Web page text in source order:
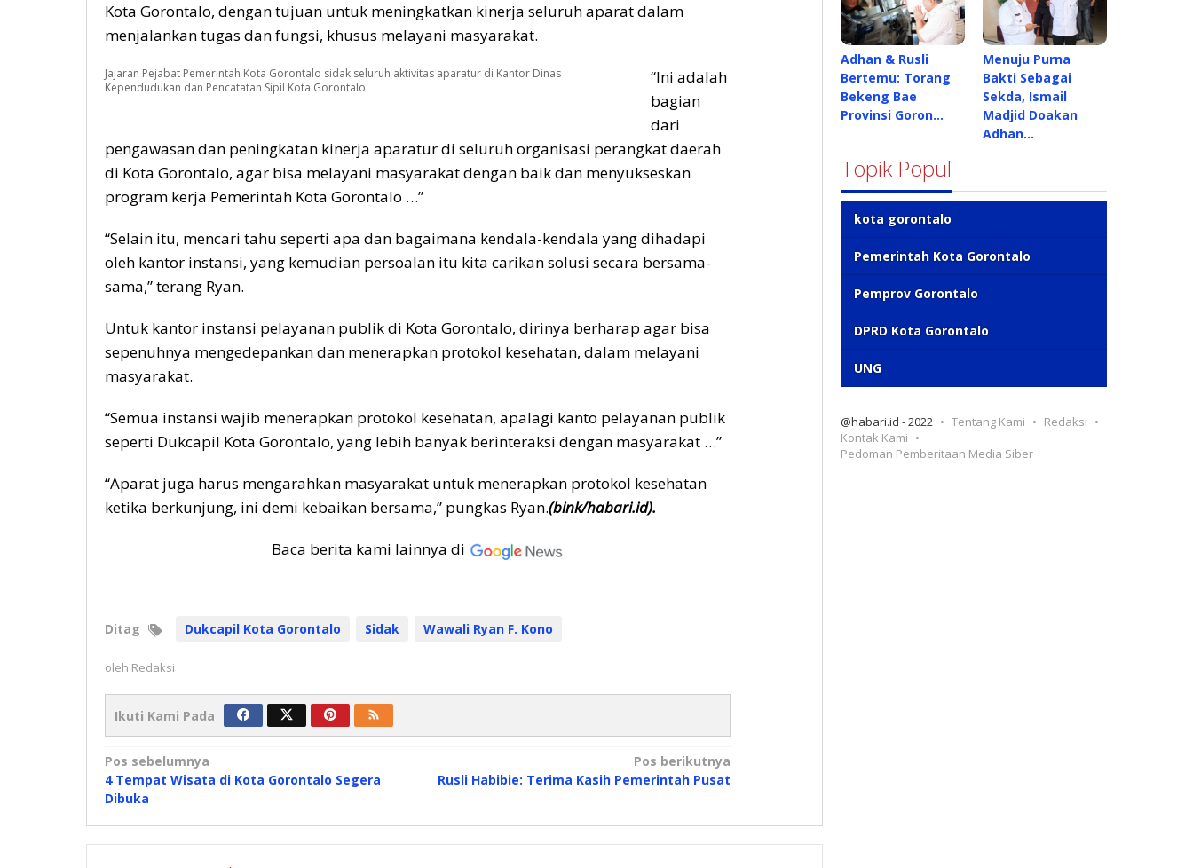
Kota Gorontalo, dengan tujuan untuk meningkatkan kinerja seluruh aparat dalam
menjalankan tugas dan fungsi, khusus melayani masyarakat.
Jajaran Pejabat Pemerintah Kota Gorontalo sidak seluruh aktivitas aparatur di Kantor Dinas
Kependudukan dan Pencatatan Sipil Kota Gorontalo.
“Ini adalah
bagian
dari
pengawasan dan peningkatan kinerja aparatur di seluruh organisasi perangkat daerah
di Kota Gorontalo, agar bisa melayani masyarakat dengan baik dan menyukseskan
program kerja Pemerintah Kota Gorontalo …”
“Selain itu, mencari tahu seperti apa dan bagaimana kendala-kendala yang dihadapi
oleh kantor instansi, yang kemudian persoalan itu kita carikan solusi secara bersama-
sama,” terang Ryan.
Untuk kantor instansi pelayanan publik di Kota Gorontalo, dirinya berharap agar bisa
sepenuhnya mengedepankan dan menerapkan protokol kesehatan, dalam melayani
masyarakat.
“Semua instansi wajib menerapkan protokol kesehatan, apalagi kanto pelayanan publik
seperti Dukcapil Kota Gorontalo, yang lebih banyak berinteraksi dengan masyarakat …”
“Aparat juga harus mengarahkan masyarakat untuk menerapkan protokol kesehatan
ketika berkunjung, ini demi kebaikan bersama,” pungkas Ryan.(bink/habari.id).
Baca berita kami lainnya di
Ditag Dukcapil Kota Gorontalo Sidak Wawali Ryan F. Kono
oleh Redaksi
Ikuti Kami Pada
Navigasi
pos
Pos sebelumnya
4 Tempat Wisata di Kota Gorontalo Segera
Dibuka
Pos berikutnya
Rusli Habibie: Terima Kasih Pemerintah Pusat
Adhan & Rusli
Bertemu: Torang
Bekeng Bae
Provinsi Goron…
Menuju Purna
Bakti Sebagai
Sekda, Ismail
Madjid Doakan
Adhan…
Topik Popul
kota gorontalo
Pemerintah Kota Gorontalo
Pemprov Gorontalo
DPRD Kota Gorontalo
UNG
@habari.id - 2022 Tentang Kami
Redaksi
Kontak Kami
Pedoman Pemberitaan Media Siber